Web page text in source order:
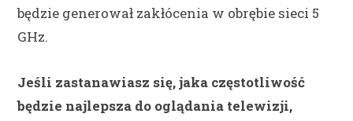
będzie generował zakłócenia w obrębie sieci 5
GHz.
Jeśli zastanawiasz się, jaka częstotliwość
będzie najlepsza do oglądania telewizji,